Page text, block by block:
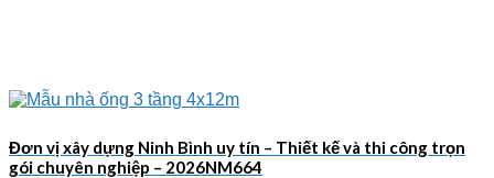
Đơn vị xây dựng Ninh Bình uy tín – Thiết kế và thi công trọn
gói chuyên nghiệp – 2026NM664